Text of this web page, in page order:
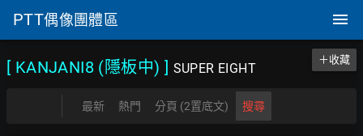
PTT偶像團體區
[ KANJANI8 (隱板中) ] SUPER EIGHT
＋收藏
最新 熱門 分頁 (2置底文) 搜尋